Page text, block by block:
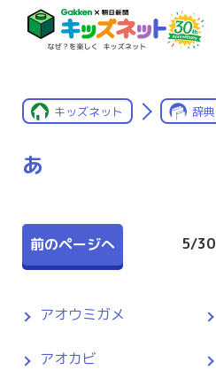
キッズネット 辞典
あ
前のページへ 5/30
アオウミガメ
アオカビ